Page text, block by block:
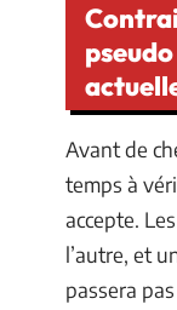
Avant de
temps à
accepte.
l’autre, et
passera